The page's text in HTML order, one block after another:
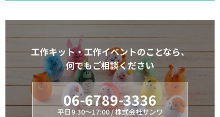
工作キット・工作イベントのことなら、
何でもご相談ください
06-6789-3336
平日9:30～17:00 / 株式会社サンワ